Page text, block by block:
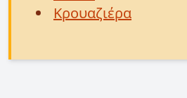
Κρουαζιέρα